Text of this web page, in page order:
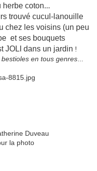
herbe coton...
trouvé cucul-lanouille
chez les voisins (un peu
et ses bouquets
JOLI dans un jardin !
en tous genres...
Duveau
la photo